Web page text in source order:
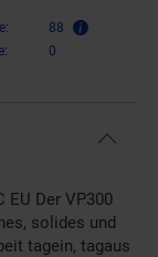
88
0
EU Der VP300
solides und
tagein, tagaus